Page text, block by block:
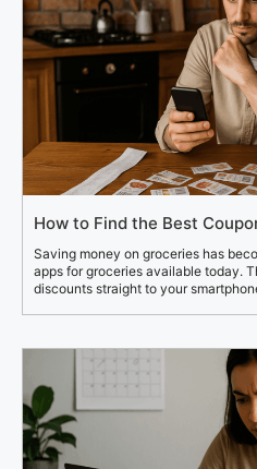
How to Find the Best
Saving money on groceries has
apps for groceries available today.
discounts straight to your